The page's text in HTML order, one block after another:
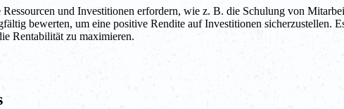
und Investitionen erfordern, wie z. B. die Schulung von
bewerten, um eine positive Rendite auf Investitionen sicherzustellen.
Rentabilität zu maximieren.